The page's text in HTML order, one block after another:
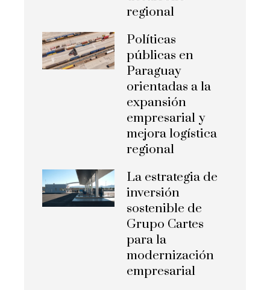
regional
Políticas
públicas en
Paraguay
orientadas a la
expansión
empresarial y
mejora logística
regional
La estrategia de
inversión
sostenible de
Grupo Cartes
para la
modernización
empresarial